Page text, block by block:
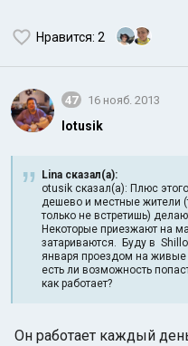
Нравится: 2
47 16 нояб. 2013
lotusik
Lina сказал(а):
otusik сказал(а): Плюс
дешево и местные жители
только не встретишь)
Некоторые приезжают на
затариваются. Буду в
января проездом на
есть ли возможность
как работает?
Он работает каждый